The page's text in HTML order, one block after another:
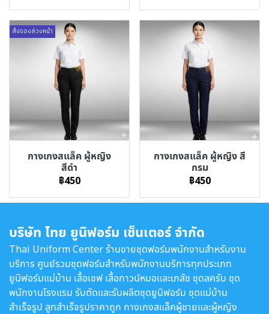
สั่งจองล่วงหน้า
กางเกงสแล็ค ผู้หญิง
สีดำ
฿450
กางเกงสแล็ค ผู้หญิง สี
กรม
฿450
บริษัท ไทย ยูนิฟอร์ม เซ็นเตอร์ จำกัด
Thai Uniform Center ร้านขายชุดฟอร์มพนักงานสำหรับงาน
บริการ ศูนย์รวมชุดฟอร์มสำหรับพนักงานบริการทุกประเภท
ยูนิฟอร์มแม่บ้าน เสื้อเชฟ เสื้อกาวน์หมอและเภสัช ชุดสครับ ชุด
พนักงานโรงแรม รับตัดและรับผลิตชุดยูนิฟอร์ม ชุดแม่บ้าน
สำเร็จรูป สูทสำเร็จรูปราคาถูก กางเกงสแล็คผู้ชายและผู้หญิง